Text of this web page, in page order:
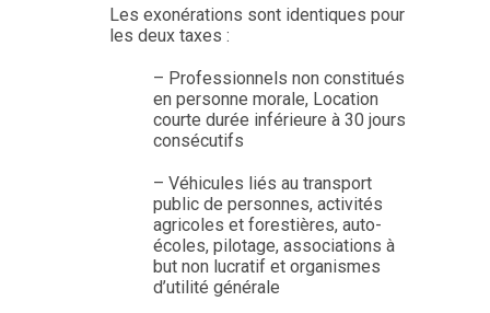
Les exonérations sont identiques pour
les deux taxes :
– Professionnels non constitués
en personne morale, Location
courte durée inférieure à 30 jours
consécutifs
– Véhicules liés au transport
public de personnes, activités
agricoles et forestières, auto-
écoles, pilotage, associations à
but non lucratif et organismes
d’utilité générale